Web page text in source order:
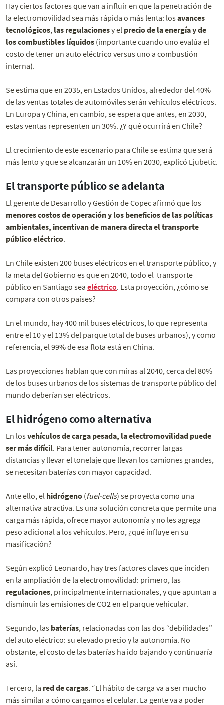
Hay ciertos factores que van a influir en que la penetración de
la electromovilidad sea más rápida o más lenta: losavances
tecnológicos, las regulacionesy el precio de la energía y de
los combustibles líquidos (importante cuando uno evalúa el
costo de tener un auto eléctrico versus uno a combustión
interna).
Se estima que en 2035, en Estados Unidos, alrededor del 40%
de las ventas totales de automóviles serán vehículos eléctricos.
En Europa y China, en cambio, se espera que antes, en 2030,
estas ventas representen un 30%. ¿Y qué ocurrirá en Chile?
El crecimiento de este escenario para Chile se estima que será
más lento y que se alcanzarán un 10% en 2030, explicó Ljubetic.
El transporte público se adelanta
El gerente de Desarrollo y Gestión de Copec afirmó que los
menores costos de operacióny los beneficios de las políticas
ambientales, incentivan de manera directa el transporte
público eléctrico.
En Chile existen 200 buses eléctricos en el transporte público, y
la meta del Gobierno es que en 2040, todo el transporte
público en Santiago sea eléctrico. Esta proyección, ¿cómo se
compara con otros países?
En el mundo, hay 400 mil buses eléctricos, lo que representa
entre el 10 y el 13% del parque total de buses urbanos), y como
referencia, el 99% de esa flota está en China.
Las proyecciones hablan que con miras al 2040, cerca del 80%
de los buses urbanos de los sistemas de transporte público del
mundo deberían ser eléctricos.
El hidrógeno como alternativa
En losvehículos de carga pesada, la electromovilidad puede
ser más difícil. Para tener autonomía, recorrer largas
distancias y llevar el tonelaje que llevan los camiones grandes,
se necesitan baterías con mayor capacidad.
Ante ello, el hidrógeno (fuel-cells) se proyecta como una
alternativa atractiva. Es una solución concreta que permite una
carga más rápida, ofrece mayor autonomía y no les agrega
peso adicional a los vehículos. Pero, ¿qué influye en su
masificación?
Según explicó Leonardo, hay tres factores claves que inciden
en la ampliación de la electromovilidad: primero, las
regulaciones, principalmente internacionales, y que apuntan a
disminuir las emisiones de CO2 en el parque vehicular.
Segundo, las baterías, relacionadas con las dos “debilidades”
del auto eléctrico: su elevado precio y la autonomía. No
obstante, el costo de las baterías ha ido bajando y continuaría
así.
Tercero, la red de cargas. “El hábito de carga va a ser mucho
más similar a cómo cargamos el celular. La gente va a poder